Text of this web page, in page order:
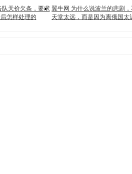
天价欠条，要求
怎样处理的
翼牛网 为什么说波兰的悲剧
天堂太远，而是因为离俄国太